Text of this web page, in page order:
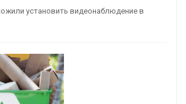
установить видеонаблюдение в